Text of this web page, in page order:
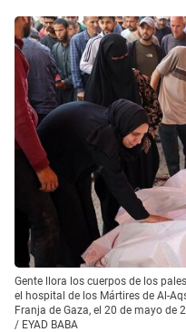
Gente llora los cuerpos de los
el hospital de los Mártires de Al-
Franja de Gaza, el 20 de mayo de
/ EYAD BABA